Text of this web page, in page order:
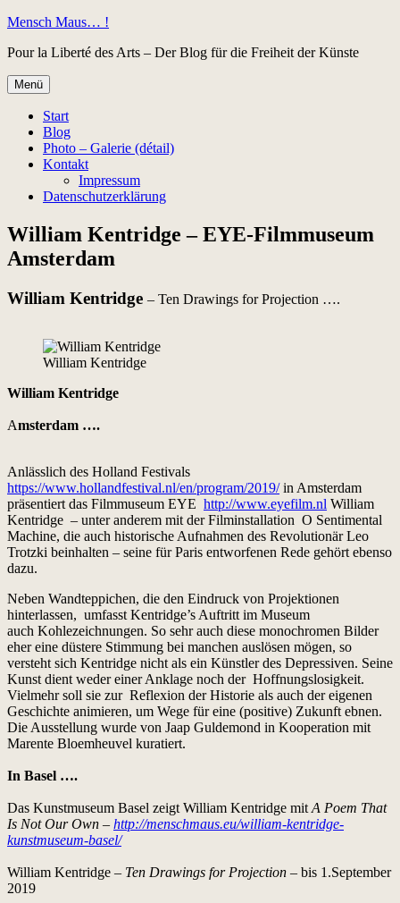
Zum
springen
Mensch Maus… !
Pour la Liberté des Arts – Der Blog für die Freiheit der Künste
Menü
Start
Blog
Photo – Galerie (détail)
Kontakt
Impressum
Datenschutzerklärung
William Kentridge – EYE-Filmmuseum
Amsterdam
William Kentridge – Ten Drawings for Projection ….
William Kentridge
William Kentridge
Amsterdam ….
Anlässlich des Holland Festivals
https://www.hollandfestival.nl/en/program/2019/in Amsterdam
präsentiert das Filmmuseum EYE http://www.eyefilm.nl William
Kentridge – unter anderem mit der Filminstallation O Sentimental
Machine, die auch historische Aufnahmen des Revolutionär Leo
Trotzki beinhalten – seine für Paris entworfenen Rede gehört ebenso
dazu.
Neben Wandteppichen, die den Eindruck von Projektionen
hinterlassen, umfasst Kentridge’s Auftritt im Museum
auch Kohlezeichnungen. So sehr auch diese monochromen Bilder
eher eine düstere Stimmung bei manchen auslösen mögen, so
versteht sich Kentridge nicht als ein Künstler des Depressiven. Seine
Kunst dient weder einer Anklage noch der Hoffnungslosigkeit.
Vielmehr soll sie zur Reflexion der Historie als auch der eigenen
Geschichte animieren, um Wege für eine (positive) Zukunft ebnen.
Die Ausstellung wurde von Jaap Guldemond in Kooperation mit
Marente Bloemheuvel kuratiert.
In Basel ….
Das Kunstmuseum Basel zeigt William Kentridge mit A Poem That
Is Not Our Own – http://menschmaus.eu/william-kentridge-
kunstmuseum-basel/
William Kentridge – Ten Drawings for Projection – bis 1.September
2019